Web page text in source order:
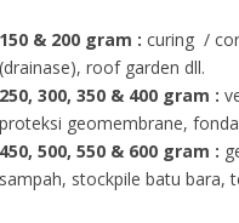
150 & 200 gram : curing /
(drainase), roof garden dll.
250, 300, 350 & 400 gram :
proteksi geomembrane,
450, 500, 550 & 600 gram :
sampah, stockpile batu bara,